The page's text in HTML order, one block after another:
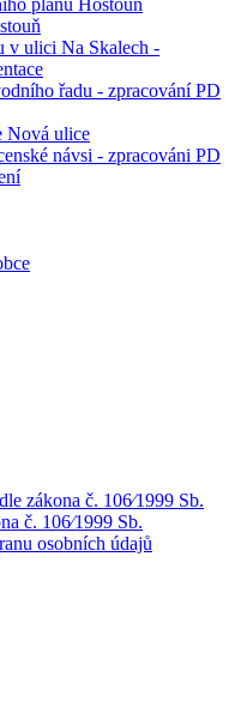
plánu Hostouň
v ulici Na Skalech -
řadu - zpracování PD
Nová ulice
návsi - zpracováni PD
zákona č. 106⁄1999 Sb.
č. 106⁄1999 Sb.
osobních údajů